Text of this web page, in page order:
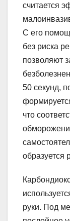
считается
С его
без риска
позволяют
50 секунд,
что
образуется
руки. Под